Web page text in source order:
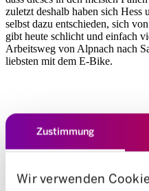
Zustimmung
Wir verwenden
zuletzt deshalb haben sich Hess
selbst dazu entschieden, sich
gibt heute schlicht und einfach
Arbeitsweg von Alpnach nach
liebsten mit dem E-Bike.